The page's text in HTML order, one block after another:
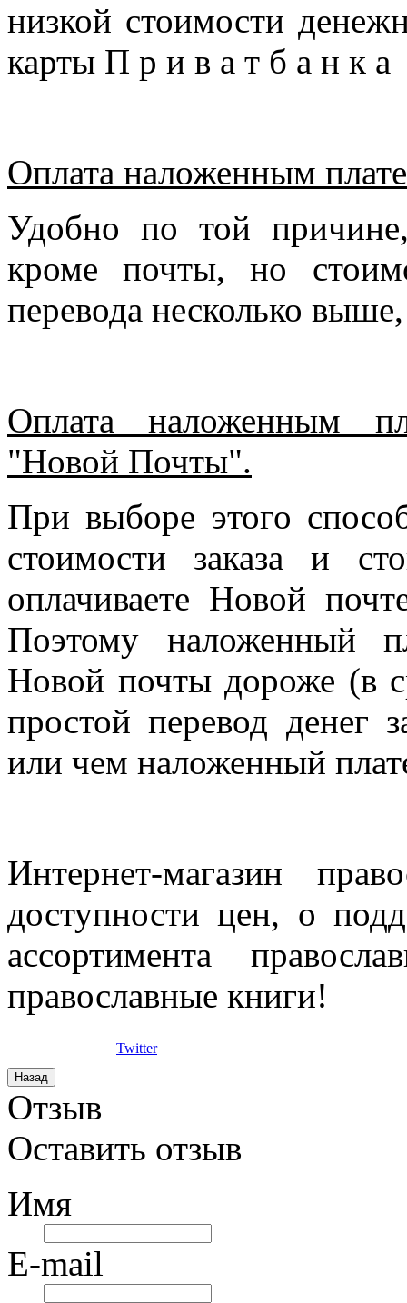
низкой стоимости
карты П р и в а т б а н к
Оплата наложенным
Удобно по той
кроме почты, но
перевода несколько
Оплата наложенным
"Новой Почты".
При выборе этого
стоимости заказа и
оплачиваете Новой
Поэтому наложенный
Новой почты дороже (в
простой перевод денег
или чем наложенный
Интернет-магазин
доступности цен, о
ассортимента
православные книги!
Twitter
Отзыв
Оставить отзыв
Имя
E-mail